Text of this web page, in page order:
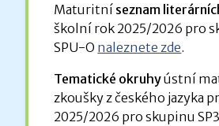
Maturitní seznam
školní rok 2025/2026 pro
SPU-O naleznete zde.
Tematické okruhyústní
zkoušky z českého jazyka
2025/2026 pro skupinu SP3